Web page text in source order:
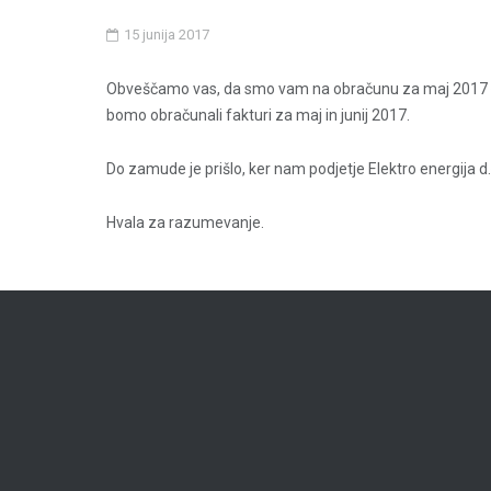
15 junija 2017
Obveščamo vas, da smo vam na obračunu za maj
bomo obračunali fakturi za maj in junij 2017.
Do zamude je prišlo, ker nam podjetje Elektro energija
Hvala za razumevanje.